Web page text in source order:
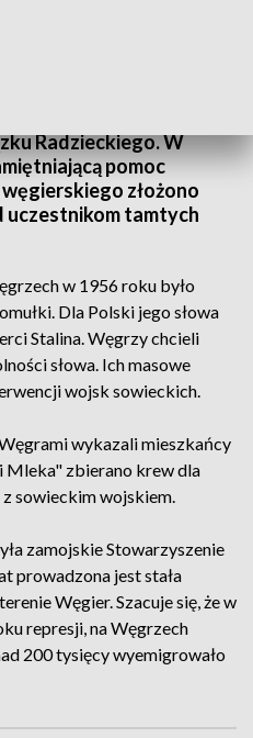
Radzieckiego. W
pomoc
złożono
uczestnikom tamtych
w 1956 roku było
Dla Polski jego słowa
Stalina. Węgrzy chcieli
słowa. Ich masowe
wojsk sowieckich.
wykazali mieszkańcy
Mleka" zbierano krew dla
sowieckim wojskiem.
zamojskie Stowarzyszenie
prowadzona jest stała
Węgier. Szacuje się, że w
represji, na Węgrzech
200 tysięcy wyemigrowało